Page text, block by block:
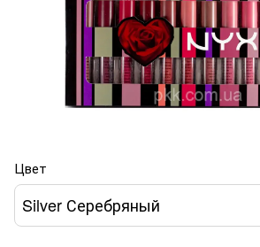
Цвет
Silver Серебряный